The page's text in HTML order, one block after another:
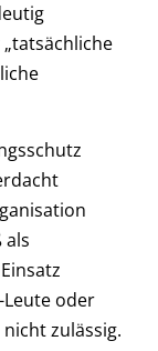
als
oder
zulässig.